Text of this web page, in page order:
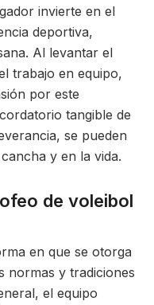
invierte en el
deportiva,
Al levantar el
trabajo en equipo,
por este
tangible de
se pueden
y en la vida.
de voleibol
en que se otorga
normas y tradiciones
el equipo